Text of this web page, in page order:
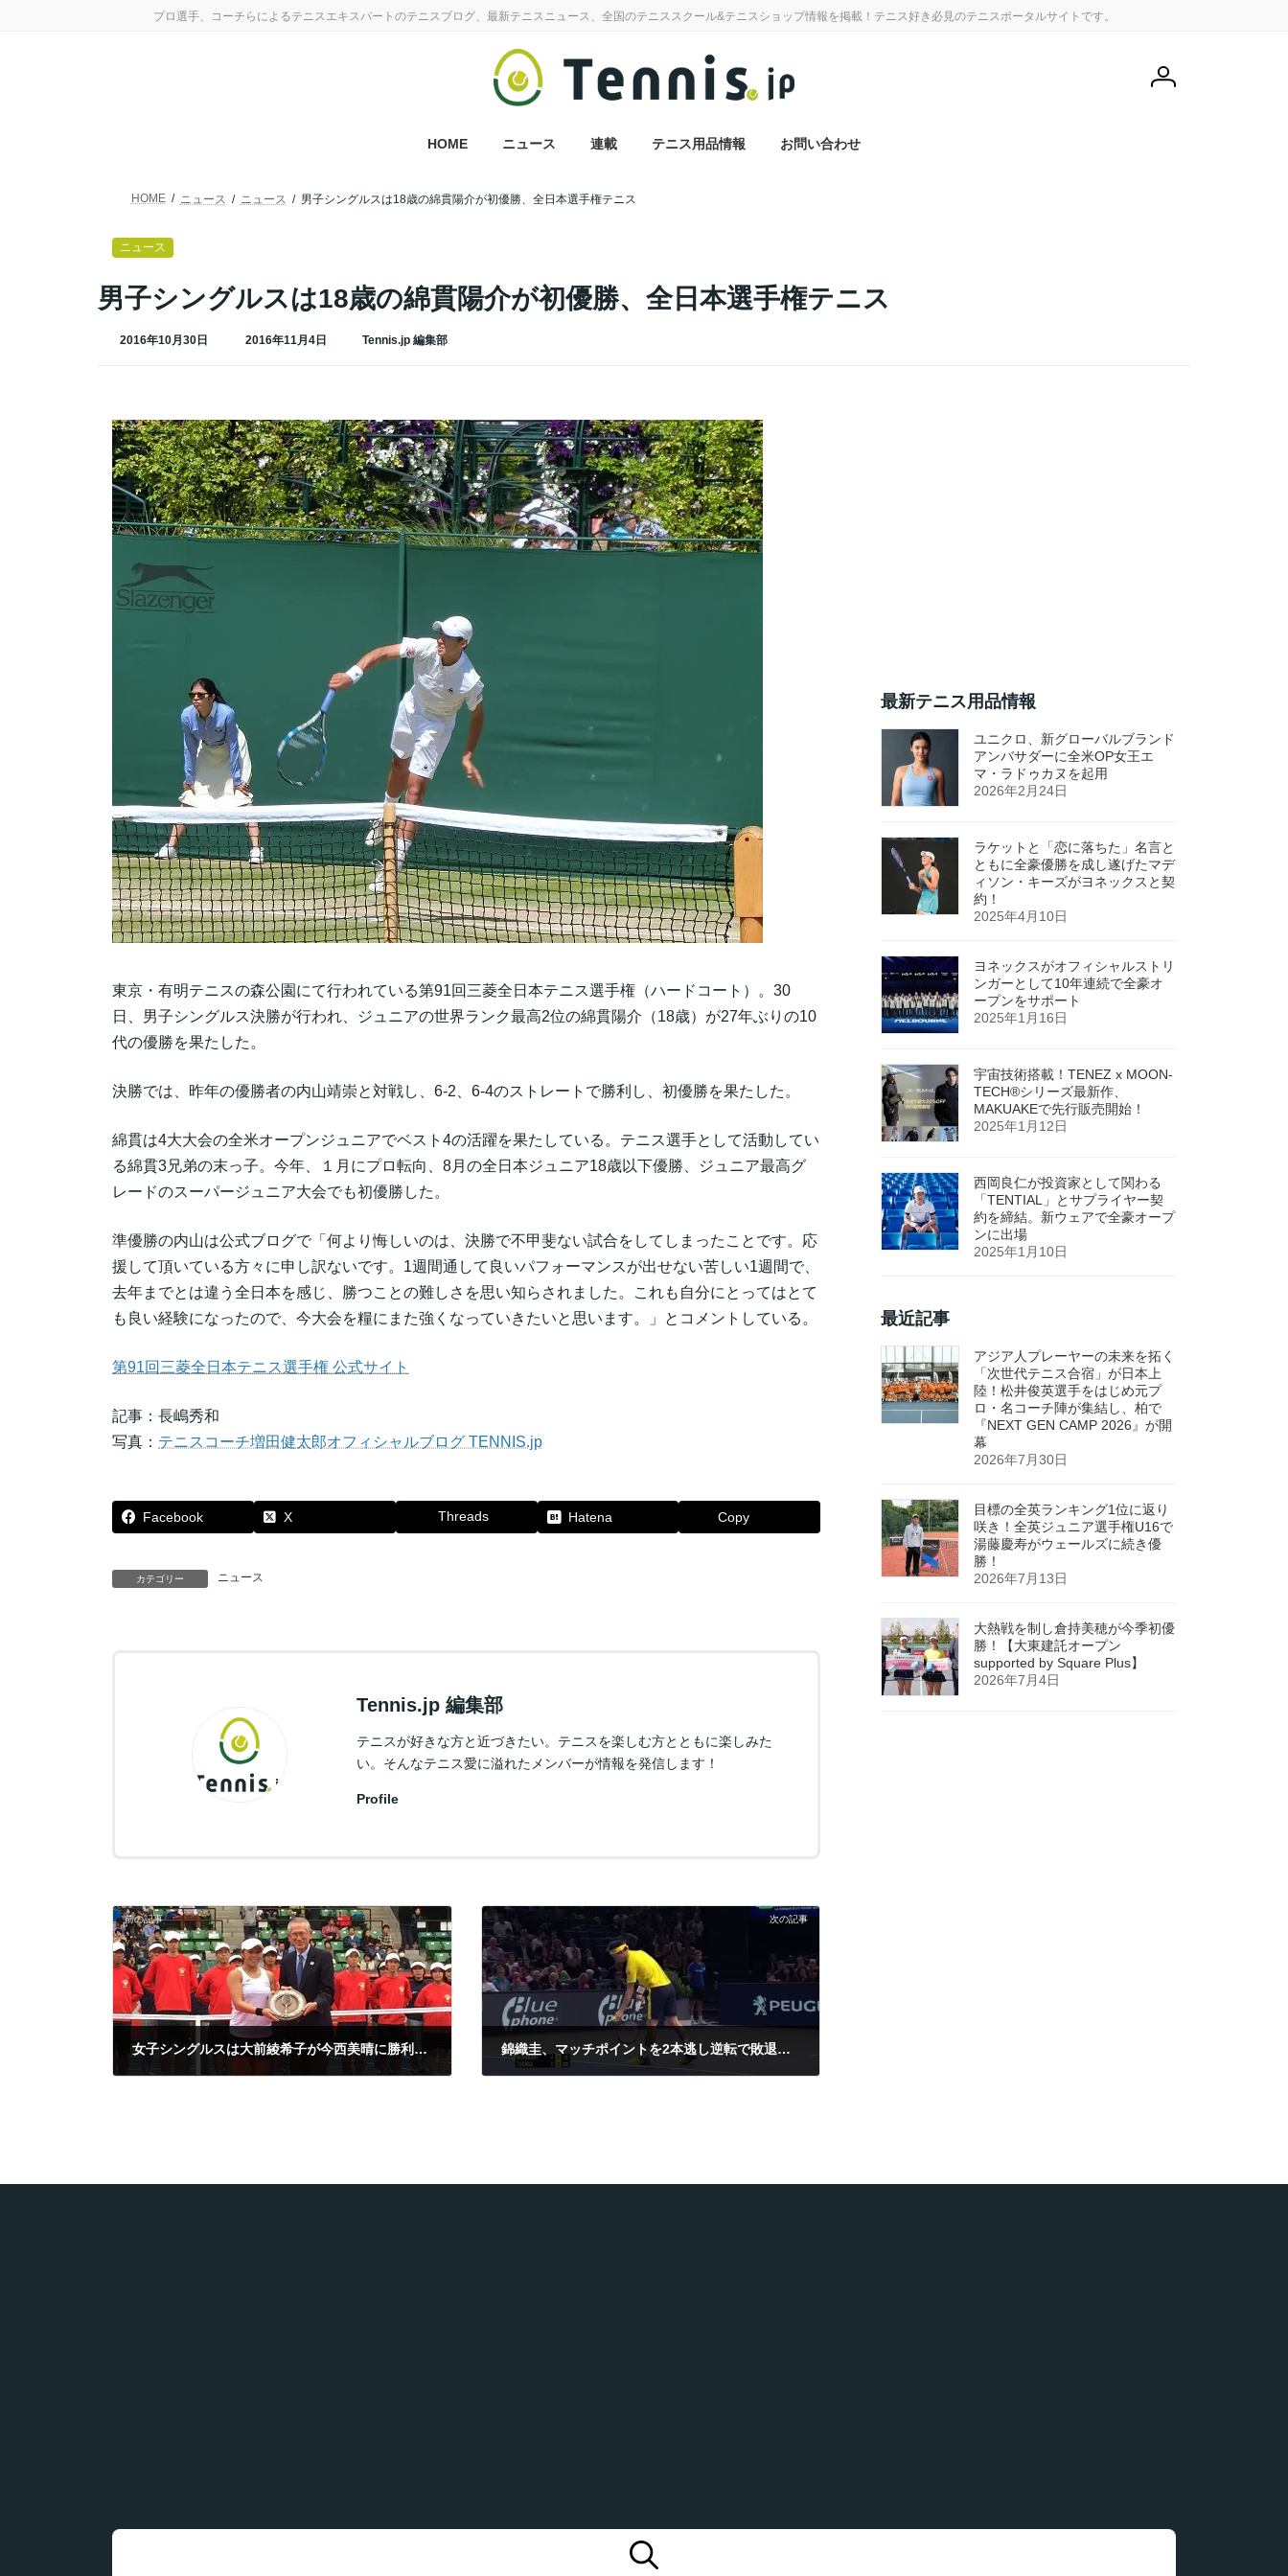
プロ選手、コーチらによるテニスエキスパートのテニスブログ、最新テニスニュース、全国のテニススクール&テニスショップ情報を掲載！テニス好き必見のテニスポータルサイトです。
会
HOME ニュース 連載 テニス用品情報 お問い合わせ
ニュース
男子シングルスは18歳の綿貫陽介が初優勝、全日本選手権テニス
2016年10月30日
最
2016年11月4日 Tennis.jp 編集部
HOME ニュース ニュース 男子シングルスは18歳の綿貫陽介が初優勝、全日本選手権テニス
東京・有明テニスの森公園にて行われている第91回三菱全日本テニス選手権（ハードコート）。30
日、男子シングルス決勝が行われ、ジュニアの世界ランク最高2位の綿貫陽介（18歳）が27年ぶりの10
代の優勝を果たした。
決勝では、昨年の優勝者の内山靖崇と対戦し、6-2、6-4のストレートで勝利し、初優勝を果たした。
綿貫は4大大会の全米オープンジュニアでベスト4の活躍を果たしている。テニス選手として活動してい
る綿貫3兄弟の末っ子。今年、１月にプロ転向、8月の全日本ジュニア18歳以下優勝、ジュニア最高グ
レードのスーパージュニア大会でも初優勝した。
準優勝の内山は公式ブログで「何より悔しいのは、決勝で不甲斐ない試合をしてしまったことです。応
援して頂いている方々に申し訳ないです。1週間通して良いパフォーマンスが出せない苦しい1週間で、
去年までとは違う全日本を感じ、勝つことの難しさを思い知らされました。これも自分にとってはとて
も良い経験になったので、今大会を糧にまた強くなっていきたいと思います。」とコメントしている。
第91回三菱全日本テニス選手権 公式サイト
記事：長嶋秀和
写真： テニスコーチ増田健太郎オフィシャルブログ TENNIS.jp
Facebook X Threads Hatena Copy
カテゴリー ニュース
Tennis.jp 編集部
テニスが好きな方と近づきたい。テニスを楽しむ方とともに楽しみた
い。そんなテニス愛に溢れたメンバーが情報を発信します！
Profile
前の記事
女子シングルスは大前綾希子が今西美晴に勝利し初優勝、全日本テニス選手権
次の記事
錦織圭、マッチポイントを2本逃し逆転で敗退、BNPパリバ・マスターズテニス
最新テニス用品情報
ユニクロ、新グローバルブランド
アンバサダーに全米OP女王エ
マ・ラドゥカヌを起用
2026年2月24日
ラケットと「恋に落ちた」名言と
ともに全豪優勝を成し遂げたマデ
ィソン・キーズがヨネックスと契
約！
2025年4月10日
ヨネックスがオフィシャルストリ
ンガーとして10年連続で全豪オ
ープンをサポート
2025年1月16日
宇宙技術搭載！TENEZ x MOON-
TECH®シリーズ最新作、
MAKUAKEで先行販売開始！
2025年1月12日
西岡良仁が投資家として関わる
「TENTIAL」とサプライヤー契
約を締結。新ウェアで全豪オープ
ンに出場
2025年1月10日
最近記事
アジア人プレーヤーの未来を拓く
「次世代テニス合宿」が日本上
陸！松井俊英選手をはじめ元プ
ロ・名コーチ陣が集結し、柏で
『NEXT GEN CAMP 2026』が開
幕
2026年7月30日
目標の全英ランキング1位に返り
咲き！全英ジュニア選手権U16で
湯藤慶寿がウェールズに続き優
勝！
2026年7月13日
大熱戦を制し倉持美穂が今季初優
勝！【大東建託オープン
supported by Square Plus】
2026年7月4日